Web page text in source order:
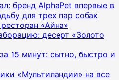
бренд AlphaPet впервые в
для трех пар собак
«Айна»
десерт «Золото
15 минут: сытно, быстро и
«Мультиландии» на все